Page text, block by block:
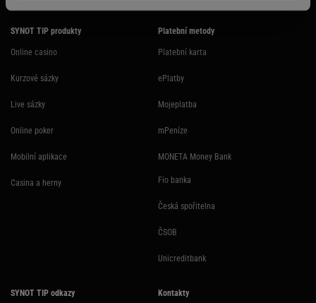
SYNOT TIP produkty
Online casino
Kurzové sázky
Live sázky
Online poker
Mobilní aplikace
Casina a herny
Platební metody
Platební karta
ePlatby
Mojeplatba
mPeníze
MONETA Money Bank
Fio banka
Česká spořitelna
ČSOB
Unicreditbank
SYNOT TIP odkazy Kontakty